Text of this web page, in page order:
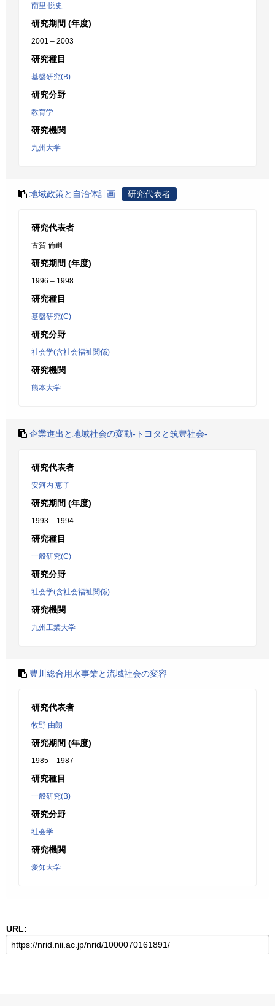
南里 悦史
研究期間 (年度)
2001 – 2003
研究種目
基盤研究(B)
研究分野
教育学
研究機関
九州大学
地域政策と自治体計画 研究代表者
研究代表者
古賀 倫嗣
研究期間 (年度)
1996 – 1998
研究種目
基盤研究(C)
研究分野
社会学(含社会福祉関係)
研究機関
熊本大学
企業進出と地域社会の変動-トヨタと筑豊社会-
研究代表者
安河内 恵子
研究期間 (年度)
1993 – 1994
研究種目
一般研究(C)
研究分野
社会学(含社会福祉関係)
研究機関
九州工業大学
豊川総合用水事業と流域社会の変容
研究代表者
牧野 由朗
研究期間 (年度)
1985 – 1987
研究種目
一般研究(B)
研究分野
社会学
研究機関
愛知大学
URL: